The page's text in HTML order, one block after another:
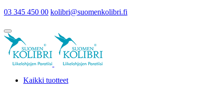
03 345 450 00 kolibri@suomenkolibri.fi
Kaikki tuotteet